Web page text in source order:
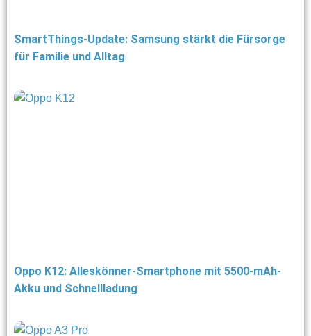
SmartThings-Update: Samsung stärkt die Fürsorge
für Familie und Alltag
Oppo K12: Alleskönner-Smartphone mit 5500-mAh-
Akku und Schnellladung